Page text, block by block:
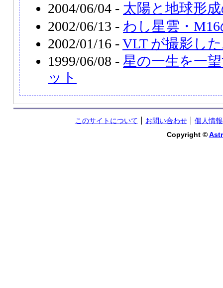
2004/06/04 - 太陽と地球形
2002/06/13 - わし星雲・
2002/01/16 -VLT が撮影し
1999/06/08 - 星の一生を一
ット
このサイトについて お問い合わせ
個人情
Copyright ©